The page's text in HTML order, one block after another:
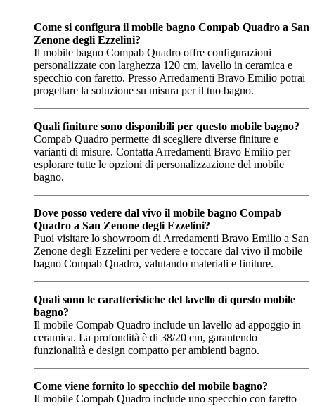
Come si configura il mobile bagno Compab Quadro a San
Zenone degli Ezzelini?
Il mobile bagno Compab Quadro offre configurazioni
personalizzate con larghezza 120 cm, lavello in ceramica e
specchio con faretto. Presso Arredamenti Bravo Emilio potrai
progettare la soluzione su misura per il tuo bagno.
Quali finiture sono disponibili per questo mobile bagno?
Compab Quadro permette di scegliere diverse finiture e
varianti di misure. Contatta Arredamenti Bravo Emilio per
esplorare tutte le opzioni di personalizzazione del mobile
bagno.
Dove posso vedere dal vivo il mobile bagno Compab
Quadro a San Zenone degli Ezzelini?
Puoi visitare lo showroom di Arredamenti Bravo Emilio a San
Zenone degli Ezzelini per vedere e toccare dal vivo il mobile
bagno Compab Quadro, valutando materiali e finiture.
Quali sono le caratteristiche del lavello di questo mobile
bagno?
Il mobile Compab Quadro include un lavello ad appoggio in
ceramica. La profondità è di 38/20 cm, garantendo
funzionalità e design compatto per ambienti bagno.
Come viene fornito lo specchio del mobile bagno?
Il mobile Compab Quadro include uno specchio con faretto